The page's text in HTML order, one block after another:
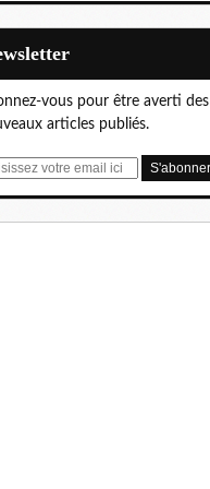
vous pour être averti des
articles publiés.